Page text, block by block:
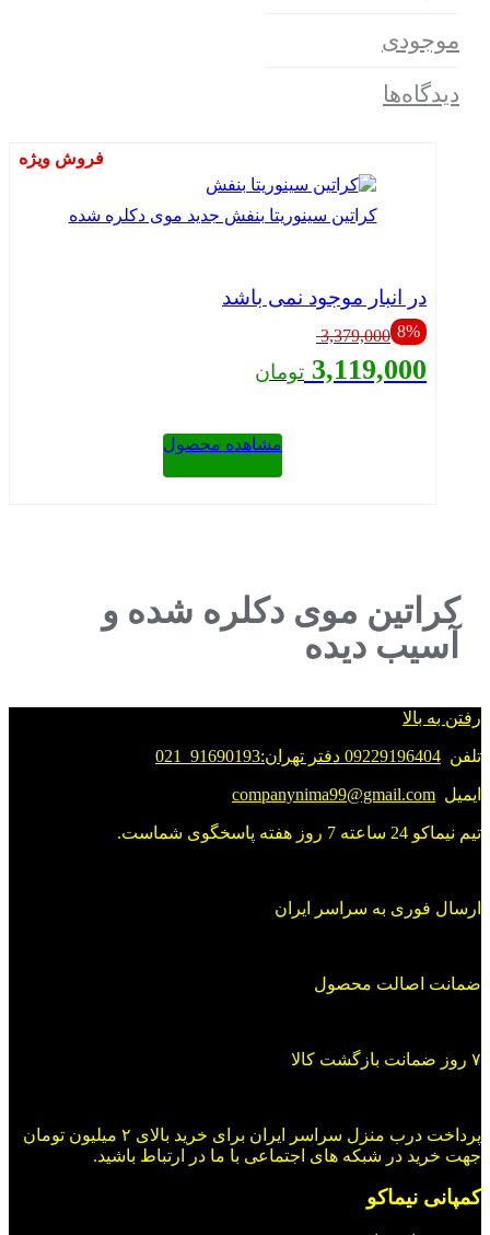
موجودی
دیدگاه‌ها
فروش ویژه
کراتین سینوریتا بنفش جدید موی دکلره شده
در انبار موجود نمی باشد
8%
3,379,000
اصلی:
3,119,000 تومان
مشاهده محصول
کراتین موی دکلره شده و
آسیب دیده
رفتن به بالا
تلفن 09229196404 دفتر تهران:91690193_021
ایمیل companynima99@gmail.com
تیم نیماکو 24 ساعته 7 روز هفته پاسخگوی شماست.
ارسال فوری به سراسر ایران
ضمانت اصالت محصول
۷ روز ضمانت بازگشت کالا
پرداخت درب منزل سراسر ایران برای خرید بالای ۲ میلیون تومان
جهت خرید در شبکه های اجتماعی با ما در ارتباط باشید.
کمپانی نیماکو